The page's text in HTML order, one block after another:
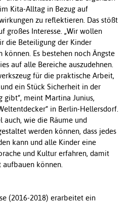
Kita-Alltag in Bezug auf
zu reflektieren. Das stößt
großes Interesse. „Wir wollen
die Beteiligung der Kinder
Es bestehen noch Ängste
auf alle Bereiche auszudehnen.
für die praktische Arbeit,
ein Stück Sicherheit in der
gibt“, meint Martina Junius,
in Berlin-Hellersdorf.
auch, wie die Räume und
werden können, dass jedes
kann und alle Kinder eine
und Kultur erfahren, damit
können.
(2016-2018) erarbeitet ein